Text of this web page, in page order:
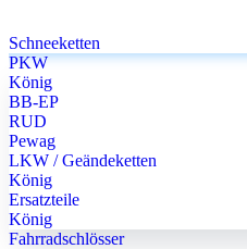
Schneeketten
PKW
König
BB-EP
RUD
Pewag
LKW / Geändeketten
König
Ersatzteile
König
Fahrradschlösser